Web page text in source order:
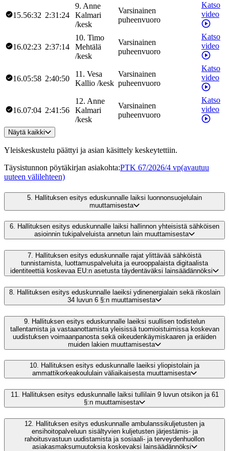
15.56:32 2:31:24
9. Anne
Kalmari
/kesk
Varsinainen
puheenvuoro
Katso
video
16.02:23 2:37:14
10. Timo
Mehtälä
/kesk
Varsinainen
puheenvuoro
Katso
video
16.05:58 2:40:50
11 . Vesa
Kallio /kesk
Varsinainen
puheenvuoro
Katso
video
16.07:04 2:41:56
12. Anne
Kalmari
/kesk
Varsinainen
puheenvuoro
Katso
video
Näytä kaikki
Yleiskeskustelu päättyi ja asian käsittely keskeytettiin.
Täysistunnon pöytäkirjan asiakohta:PTK 67/2026/4 vp(avautuu
uuteen välilehteen)
5.
Hallituksen esitys eduskunnalle laiksi luonnonsuojelulain
muuttamisesta
6. Hallituksen esitys eduskunnalle laiksi hallinnon yhteisistä sähköisen
asioinnin tukipalveluista annetun lain muuttamisesta
7. Hallituksen esitys eduskunnalle rajat ylittävää sähköistä
tunnistamista, luottamuspalveluita ja eurooppalaista digitaalista
identiteettiä koskevaa EU:n asetusta täydentäväksi lainsäädännöksi
8.
Hallituksen esitys eduskunnalle laeiksi ydinenergialain sekä rikoslain
34 luvun 6 §:n muuttamisesta
9. Hallituksen esitys eduskunnalle laeiksi suullisen todistelun
tallentamista ja vastaanottamista yleisissä tuomioistuimissa koskevan
uudistuksen voimaanpanosta sekä oikeudenkäymiskaaren ja eräiden
muiden lakien muuttamisesta
10. Hallituksen esitys eduskunnalle laeiksi yliopistolain ja
ammattikorkeakoululain väliaikaisesta muuttamisesta
11. Hallituksen esitys eduskunnalle laiksi tullilain 9 luvun otsikon ja 61
§:n muuttamisesta
12.
Hallituksen esitys eduskunnalle ambulanssikuljetusten ja
ensihoitopalveluun sisältyvien kuljetusten järjestämis- ja
rahoitusvastuun uudistamista ja sosiaali- ja terveydenhuollon
asiakasmaksumuutoksia koskevaksi lainsäädännöksi